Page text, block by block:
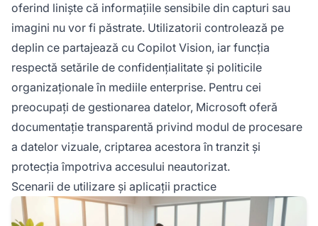
oferind liniște că informațiile sensibile din capturi sau
imagini nu vor fi păstrate. Utilizatorii controlează pe
deplin ce partajează cu Copilot Vision, iar funcția
respectă setările de confidențialitate și politicile
organizaționale în mediile enterprise. Pentru cei
preocupați de gestionarea datelor, Microsoft oferă
documentație transparentă privind modul de procesare
a datelor vizuale, criptarea acestora în tranzit și
protecția împotriva accesului neautorizat.
Scenarii de utilizare și aplicații practice